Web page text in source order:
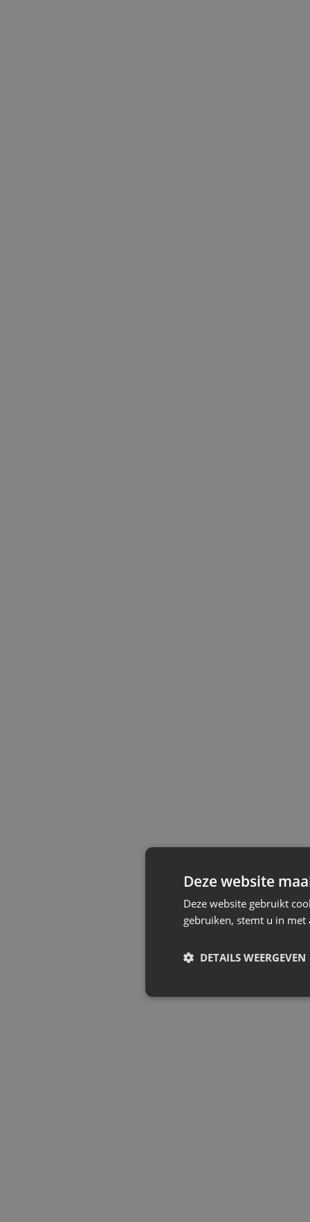
Deze website
Deze website gebruikt
gebruiken, stemt u in
DETAILS WEERGEVEN